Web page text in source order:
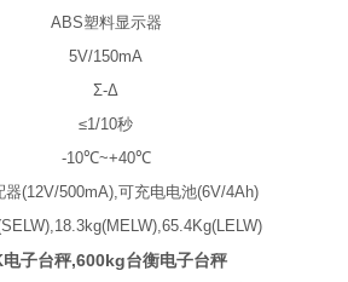
ABS塑料显示器
5V/150mA
Σ-Δ
≤1/10秒
-10℃~+40℃
器(12V/500mA),可充电电池(6V/4Ah)
子台秤,600kg台衡电子台秤